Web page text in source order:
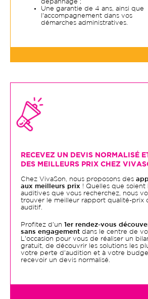
dépannage ;
Une garantie de 4 ans, ainsi que
l'accompagnement dans vos
démarches administratives.
RECEVEZ UN DEVIS NORMALISÉ
DES MEILLEURS PRIX CHEZ
Chez VivaSon, nous proposons des
aux meilleurs prix ! Quelles que soient
auditives que vous recherchez, nous
trouver le meilleur rapport qualité-prix
auditif.
Profitez d'un 1er rendez-vous
sans engagement dans le centre de
L'occasion pour vous de réaliser un
gratuit, de découvrir les solutions les
votre perte d'audition et à votre
recevoir un devis normalisé.